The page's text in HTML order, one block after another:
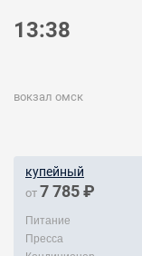
13:38
вокзал омск
купейный
от 7 785 ₽
Питание
Пресса